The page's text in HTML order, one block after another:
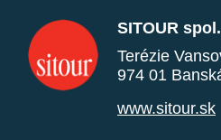
SITOUR
Terézie
974 01
www.sitour.sk